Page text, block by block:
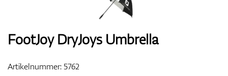
Bags
FootJoy DryJoys Umbrella
Artikelnummer:5762